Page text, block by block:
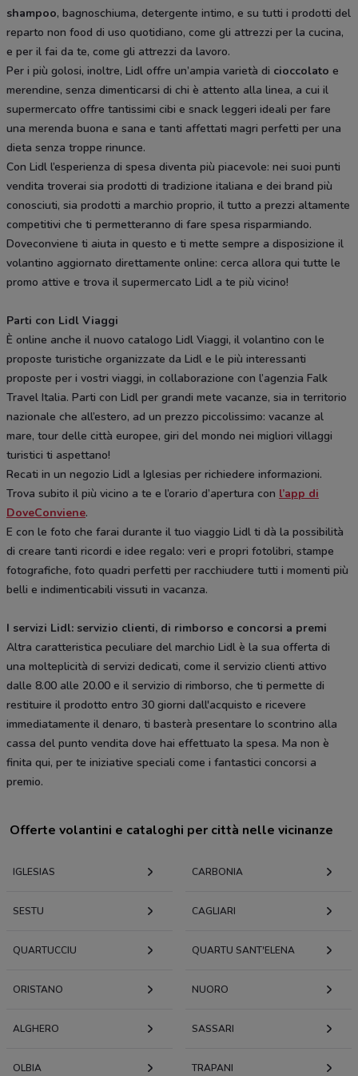
shampoo, bagnoschiuma, detergente intimo, e su tutti i prodotti del
reparto non food di uso quotidiano, come gli attrezzi per la cucina,
e per il fai da te, come gli attrezzi da lavoro.
Per i più golosi, inoltre, Lidl offre un’ampia varietà di cioccolato e
merendine, senza dimenticarsi di chi è attento alla linea, a cui il
supermercato offre tantissimi cibi e snack leggeri ideali per fare
una merenda buona e sana e tanti affettati magri perfetti per una
dieta senza troppe rinunce.
Con Lidl l’esperienza di spesa diventa più piacevole: nei suoi punti
vendita troverai sia prodotti di tradizione italiana e dei brand più
conosciuti, sia prodotti a marchio proprio, il tutto a prezzi altamente
competitivi che ti permetteranno di fare spesa risparmiando.
Doveconviene ti aiuta in questo e ti mette sempre a disposizione il
volantino aggiornato direttamente online: cerca allora qui tutte le
promo attive e trova il supermercato Lidl a te più vicino!
Parti con Lidl Viaggi
È online anche il nuovo catalogo Lidl Viaggi, il volantino con le
proposte turistiche organizzate da Lidl e le più interessanti
proposte per i vostri viaggi, in collaborazione con l’agenzia Falk
Travel Italia. Parti con Lidl per grandi mete vacanze, sia in territorio
nazionale che all’estero, ad un prezzo piccolissimo: vacanze al
mare, tour delle città europee, giri del mondo nei migliori villaggi
turistici ti aspettano!
Recati in un negozio Lidl a Iglesias per richiedere informazioni.
Trova subito il più vicino a te e l’orario d’apertura con l’app di
DoveConviene.
E con le foto che farai durante il tuo viaggio Lidl ti dà la possibilità
di creare tanti ricordi e idee regalo: veri e propri fotolibri, stampe
fotografiche, foto quadri perfetti per racchiudere tutti i momenti più
belli e indimenticabili vissuti in vacanza.
I servizi Lidl: servizio clienti, di rimborso e concorsi a premi
Altra caratteristica peculiare del marchio Lidl è la sua offerta di
una molteplicità di servizi dedicati, come il servizio clienti attivo
dalle 8.00 alle 20.00 e il servizio di rimborso, che ti permette di
restituire il prodotto entro 30 giorni dall'acquisto e ricevere
immediatamente il denaro, ti basterà presentare lo scontrino alla
cassa del punto vendita dove hai effettuato la spesa. Ma non è
finita qui, per te iniziative speciali come i fantastici concorsi a
premio.
Offerte volantini e cataloghi per città nelle vicinanze
IGLESIAS CARBONIA
SESTU CAGLIARI
QUARTUCCIU QUARTU SANT'ELENA
ORISTANO NUORO
ALGHERO SASSARI
OLBIA TRAPANI